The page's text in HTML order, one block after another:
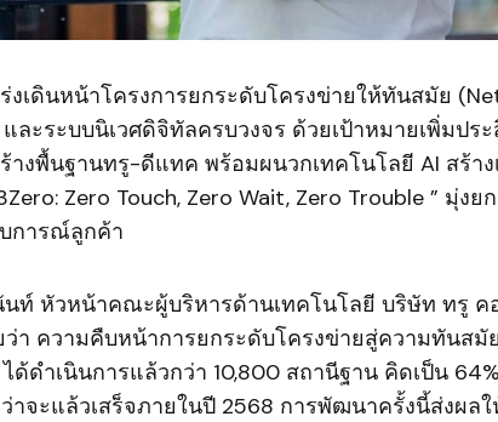
งเดินหน้าโครงการยกระดับโครงข่ายให้ทันสมัย
ละระบบนิเวศดิจิทัลครบวงจร ด้วยเป้าหมายเพิ่มปร
างพื้นฐานทรู-ดีแทค พร้อมผนวกเทคโนโลยี AI สร้า
Zero Touch, Zero Wait, Zero Trouble ” มุ่ง
การณ์ลูกค้า
นท์ หัวหน้าคณะผู้บริหารด้านเทคโนโลยี บริษัท ทรู ค
ว่า ความคืบหน้าการยกระดับโครงข่ายสู่ความทันสมั
ด้ดำเนินการแล้วกว่า 10,800 สถานีฐาน คิดเป็น
จะแล้วเสร็จภายในปี 2568 การพัฒนาครั้งนี้ส่งผล